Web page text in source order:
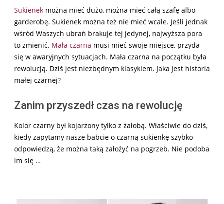
Sukienek można mieć dużo, można mieć całą szafę albo
garderobę. Sukienek można też nie mieć wcale. Jeśli jednak
wśród Waszych ubrań brakuje tej jedynej, najwyższa pora
to zmienić. Mała czarna musi mieć swoje miejsce, przyda
się w awaryjnych sytuacjach. Mała czarna na początku była
rewolucją. Dziś jest niezbędnym klasykiem. Jaka jest historia
małej czarnej?
Zanim przyszedł czas na rewolucję
Kolor czarny był kojarzony tylko z żałobą. Właściwie do dziś,
kiedy zapytamy nasze babcie o czarną sukienkę szybko
odpowiedzą, że można taką założyć na pogrzeb. Nie podoba
im się …